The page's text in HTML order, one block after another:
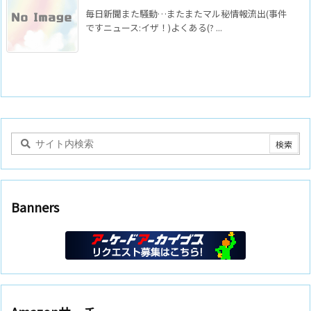
毎日新聞また騒動…またまたマル秘情報流出(事件
ですニュース:イザ！)よくある(? ...
Banners